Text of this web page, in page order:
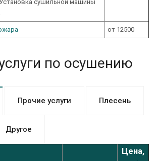
сушильной машины
от 12500
по осушению
Прочие услуги Плесень
Другое
Цена,